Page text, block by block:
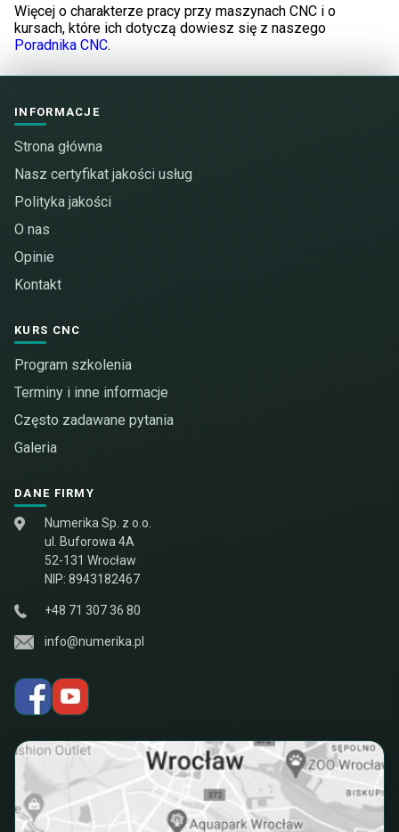
Więcej o charakterze pracy przy maszynach CNC i o
kursach, które ich dotyczą dowiesz się z naszego
Poradnika CNC.
INFORMACJE
Strona główna
Nasz certyfikat jakości usług
Polityka jakości
O nas
Opinie
Kontakt
KURS CNC
Program szkolenia
Terminy i inne informacje
Często zadawane pytania
Galeria
DANE FIRMY
Numerika Sp. z o.o.
ul. Buforowa 4A
52-131 Wrocław
NIP: 8943182467
+48 71 307 36 80
info@numerika.pl